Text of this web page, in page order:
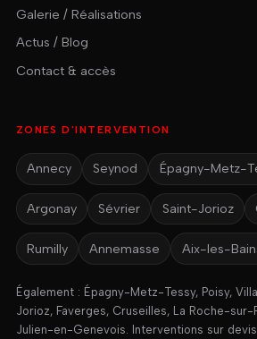
Galerie / Réalisations
Actus / Blog
Contact & accès
ZONES D'INTERVENTION
Annecy Seynod Épagny-Metz-
Argonay Sévrier Saint-Jorioz
Rumilly Annemasse Aix-les-
Également : Épagny-Metz-Tessy, Poisy,
Jorioz, Faverges, Cruseilles, La Roche-sur-
Julien-en-Genevois. Interventions sur